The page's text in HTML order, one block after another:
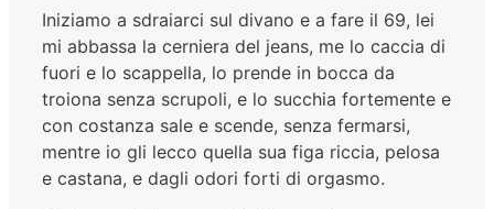
Iniziamo a sdraiarci sul divano e a fare il 69, lei
mi abbassa la cerniera del jeans, me lo caccia di
fuori e lo scappella, lo prende in bocca da
troiona senza scrupoli, e lo succhia fortemente e
con costanza sale e scende, senza fermarsi,
mentre io gli lecco quella sua figa riccia, pelosa
e castana, e dagli odori forti di orgasmo.